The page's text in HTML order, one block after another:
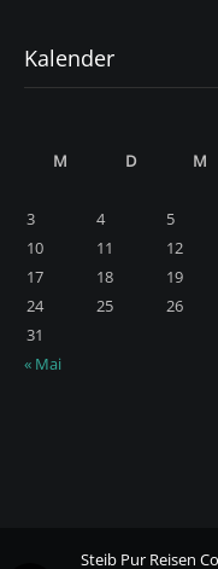
Kalender
M
D M
3
4 5
10
11 12
17
18 19
24
25 26
31
« Mai
Steib Pur Reisen